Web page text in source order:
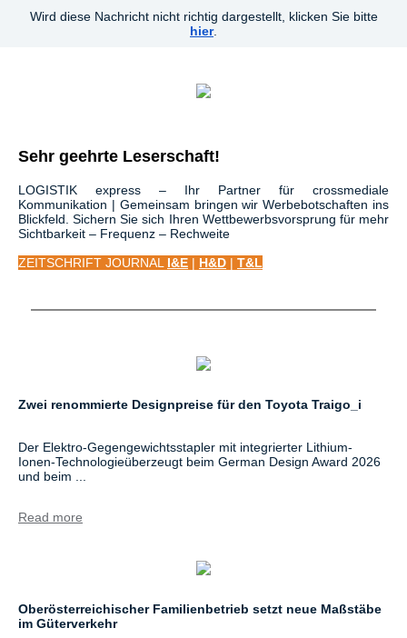
Wird diese Nachricht nicht richtig dargestellt, klicken Sie bitte
hier.
Sehr geehrte Leserschaft!
LOGISTIK express – Ihr Partner für crossmediale
Kommunikation | Gemeinsam bringen wir Werbebotschaften ins
Blickfeld. Sichern Sie sich Ihren Wettbewerbsvorsprung für mehr
Sichtbarkeit – Frequenz – Rechweite
ZEITSCHRIFT JOURNAL I&E | H&D | T&L
Zwei renommierte Designpreise für den Toyota Traigo_i
Der Elektro-Gegengewichtsstapler mit integrierter Lithium-
Ionen-Technologieüberzeugt beim German Design Award 2026
und beim ...
Read more
Oberösterreichischer Familienbetrieb setzt neue Maßstäbe
im Güterverkehr